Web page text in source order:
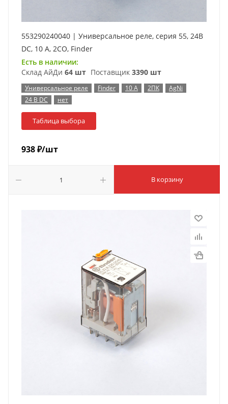
553290240040 | Универсальное реле, серия 55, 24В
DC, 10 А, 2CO, Finder
Есть в наличии:
Склад АйДи 64 шт Поставщик 3390 шт
Универсальное реле Finder 10 А 2ПК
AgNi
24 В DC
нет
Таблица выбора
938₽/шт
В корзину